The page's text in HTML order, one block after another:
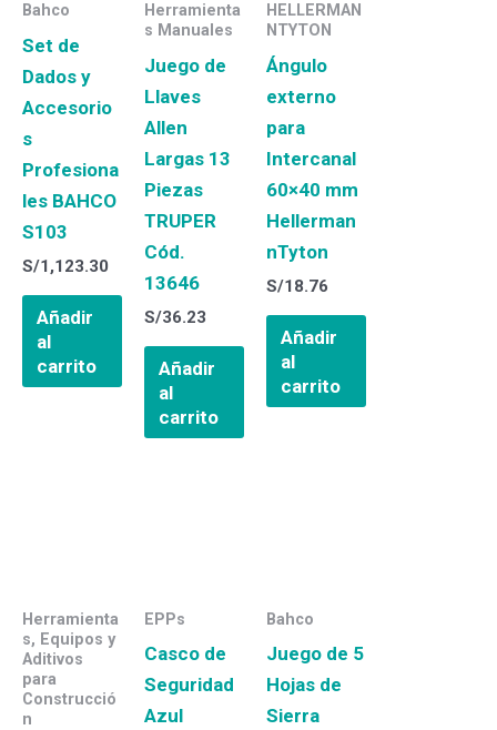
Bahco
Set de
Dados y
Accesorio
s
Profesiona
les BAHCO
S103
S/1,123.30
Añadir
al
carrito
Herramienta
s Manuales
Juego de
Llaves
Allen
Largas 13
Piezas
TRUPER
Cód.
13646
S/36.23
Añadir
al
carrito
HELLERMAN
NTYTON
Ángulo
externo
para
Intercanal
60×40 mm
Hellerman
nTyton
S/18.76
Añadir
al
carrito
Herramienta
s, Equipos y
Aditivos
para
Construcció
n
EPPs
Casco de
Seguridad
Azul
Bahco
Juego de 5
Hojas de
Sierra